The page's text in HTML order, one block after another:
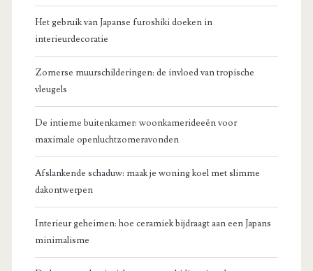
Het gebruik van Japanse furoshiki doeken in
interieurdecoratie
Zomerse muurschilderingen: de invloed van tropische
vleugels
De intieme buitenkamer: woonkamerideeën voor
maximale openluchtzomeravonden
Afslankende schaduw: maak je woning koel met slimme
dakontwerpen
Interieur geheimen: hoe ceramiek bijdraagt aan een Japans
minimalisme